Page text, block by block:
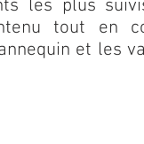
les plus
tout en
et les